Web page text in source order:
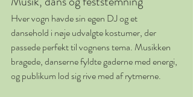
Hver vogn havde sin egen DJ og et
dansehold i nøje udvalgte kostumer, der
passede perfekt til vognens tema. Musikken
bragede, danserne fyldte gaderne med energi,
og publikum lod sig rive med af rytmerne.